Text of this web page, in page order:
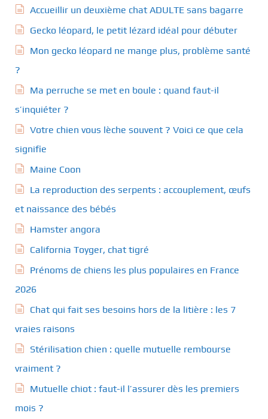
Accueillir un deuxième chat ADULTE sans bagarre
Gecko léopard, le petit lézard idéal pour débuter
Mon gecko léopard ne mange plus, problème santé
?
Ma perruche se met en boule : quand faut-il
s’inquiéter ?
Votre chien vous lèche souvent ? Voici ce que cela
signifie
Maine Coon
La reproduction des serpents : accouplement, œufs
et naissance des bébés
Hamster angora
California Toyger, chat tigré
Prénoms de chiens les plus populaires en France
2026
Chat qui fait ses besoins hors de la litière : les 7
vraies raisons
Stérilisation chien : quelle mutuelle rembourse
vraiment ?
Mutuelle chiot : faut-il l’assurer dès les premiers
mois ?